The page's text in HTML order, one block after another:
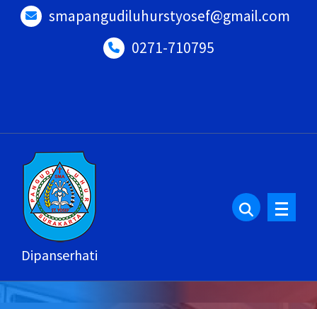
smapangudiluhurstyosef@gmail.com
0271-710795
Dipanserhati